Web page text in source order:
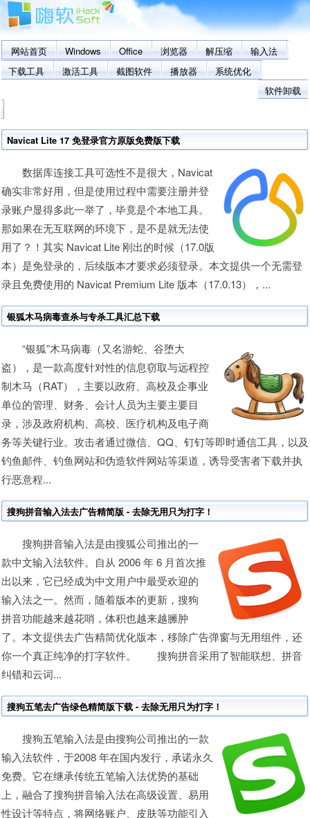
网站首页 Windows Office 浏览器 解压缩
输入法
下载工具
激活工具 截图软件 播放器
系统优化
软件卸载
Navicat Lite 17 免登录官方原版免费版下载
数据库连接工具可选性不是很大，Navicat
确实非常好用，但是使用过程中需要注册并登
录账户显得多此一举了，毕竟是个本地工具。
那如果在无互联网的环境下，是不是就无法使
用了？！其实 Navicat Lite 刚出的时候（17.0版
本）是免登录的，后续版本才要求必须登录。本文提供一个无需登
录且免费使用的 Navicat Premium Lite 版本（17.0.13），...
银狐木马病毒查杀与专杀工具汇总下载
“银狐”木马病毒（又名游蛇、谷堕大
盗），是一款高度针对性的信息窃取与远程控
制木马（RAT），主要以政府、高校及企事业
单位的管理、财务、会计人员为主要主要目
录，涉及政府机构、高校、医疗机构及电子商
务等关键行业。攻击者通过微信、QQ、钉钉等即时通信工具，以及
钓鱼邮件、钓鱼网站和伪造软件网站等渠道，诱导受害者下载并执
行恶意程...
搜狗拼音输入法去广告精简版 - 去除无用只为打字！
搜狗拼音输入法是由搜狐公司推出的一
款中文输入法软件。自从 2006 年 6 月首次推
出以来，它已经成为中文用户中最受欢迎的
输入法之一。然而，随着版本的更新，搜狗
拼音功能越来越花哨，体积也越来越臃肿
了。本文提供去广告精简优化版本，移除广告弹窗与无用组件，还
你一个真正纯净的打字软件。 搜狗拼音采用了智能联想、拼音
纠错和云词...
搜狗五笔去广告绿色精简版下载 - 去除无用只为打字！
搜狗五笔输入法是由搜狗公司推出的一款
输入法软件，于2008 年在国内发行，承诺永久
免费。它在继承传统五笔输入法优势的基础
上，融合了搜狗拼音输入法在高级设置、易用
性设计等特点，将网络账户、皮肤等功能引入